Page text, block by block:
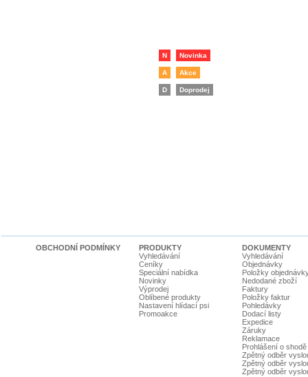
N Novinka
A Akce
D Doprodej
OBCHODNÍ PODMÍNKY
PRODUKTY
Vyhledávání
Ceníky
Speciální nabídka
Novinky
Výprodej
Oblíbené produkty
Nastavení hlídací psi
Promoakce
DOKUMENTY
Vyhledávání
Objednávky
Položky
Nedodané zboží
Faktury
Položky faktur
Pohledávky
Dodací listy
Expedice
Záruky
Reklamace
Prohlášení o shodě
Zpětný odběr
Zpětný odběr
Zpětný odběr